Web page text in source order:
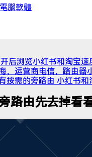
電腦軟體
后浏览小红书和淘宝速
，运营商电信，路由器
按需的旁路由 小红书
路由先去掉看